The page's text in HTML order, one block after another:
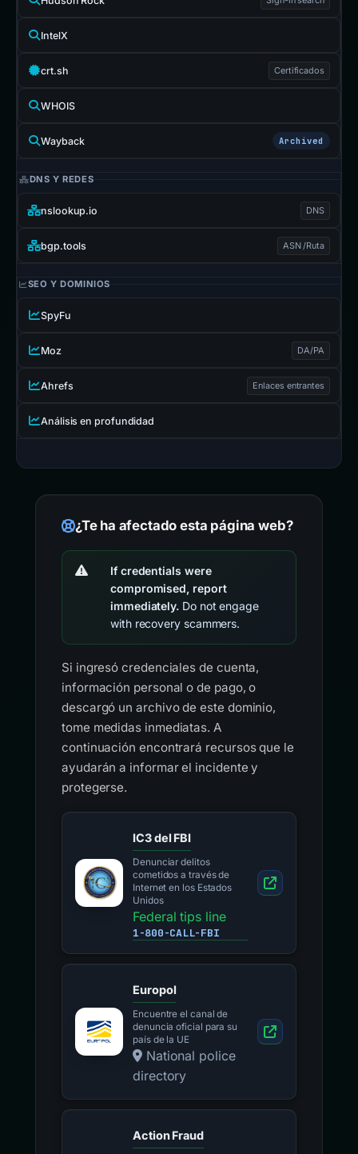
IntelX
crt.sh Certificados
WHOIS
Wayback Archived
DNS Y REDES
nslookup.io DNS
bgp.tools ASN /Ruta
SEO Y DOMINIOS
SpyFu
Moz DA/PA
Ahrefs Enlaces entrantes
Análisis en profundidad
¿Te ha afectado esta página web?
If credentials were
compromised, report
immediately. Do not engage
with recovery scammers.
Si ingresó credenciales de cuenta,
información personal o de pago, o
descargó un archivo de este dominio,
tome medidas inmediatas. A
continuación encontrará recursos que le
ayudarán a informar el incidente y
protegerse.
IC3 del FBI
Denunciar delitos
cometidos a través de
Internet en los Estados
Unidos
Federal tips line
1-800-CALL-FBI
Europol
Encuentre el canal de
denuncia oficial para su
país de la UE
National police
directory
Action Fraud